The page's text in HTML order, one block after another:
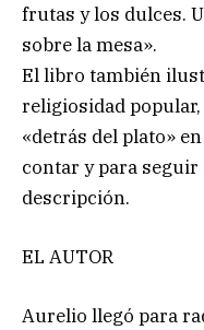
frutas y los dulces.
sobre la mesa».
El libro también
religiosidad
«detrás del plato»
contar y para seguir
descripción.
EL AUTOR
Aurelio llegó para